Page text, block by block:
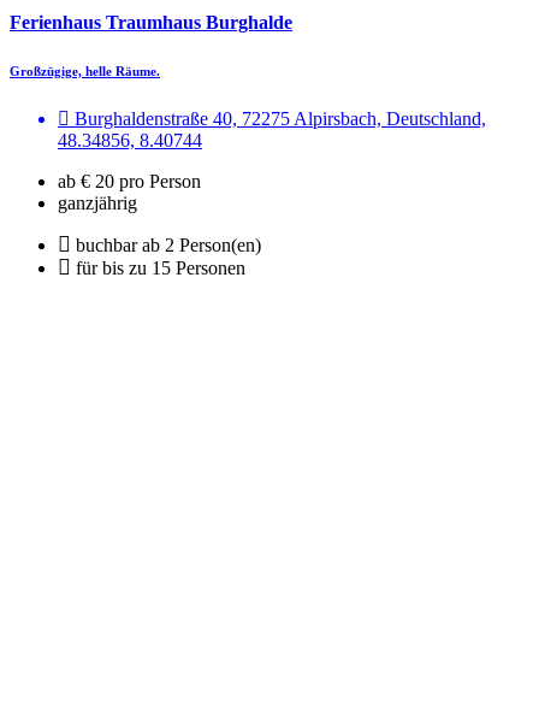
Ferienhaus Traumhaus Burghalde
Großzügige, helle Räume.
Burghaldenstraße 40, 72275 Alpirsbach, Deutschland,
48.34856, 8.40744
ab € 20 pro Person
ganzjährig
buchbar ab 2 Person(en)
für bis zu 15 Personen